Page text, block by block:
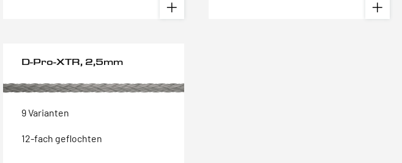
D-Pro-XTR, 2,5mm
9 Varianten
12-fach geflochten